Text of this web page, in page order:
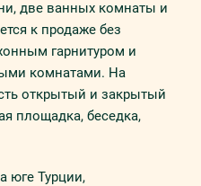
две ванных комнаты и
к продаже без
гарнитуром и
комнатами. На
открытый и закрытый
площадка, беседка,
юге Турции,